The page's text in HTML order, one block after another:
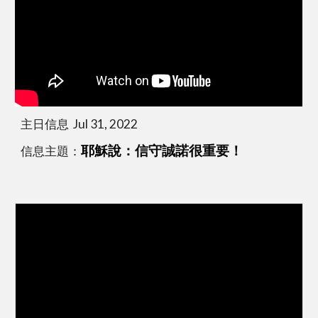
主日信息  Jul 31, 2022
信息主題：耶穌說：信守誠諾很重要！